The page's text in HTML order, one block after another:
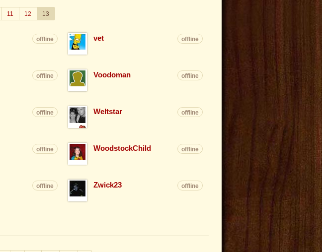
11 12 13
offline vet offline
offline Voodoman offline
offline Weltstar offline
offline WoodstockChild offline
offline Zwick23 offline